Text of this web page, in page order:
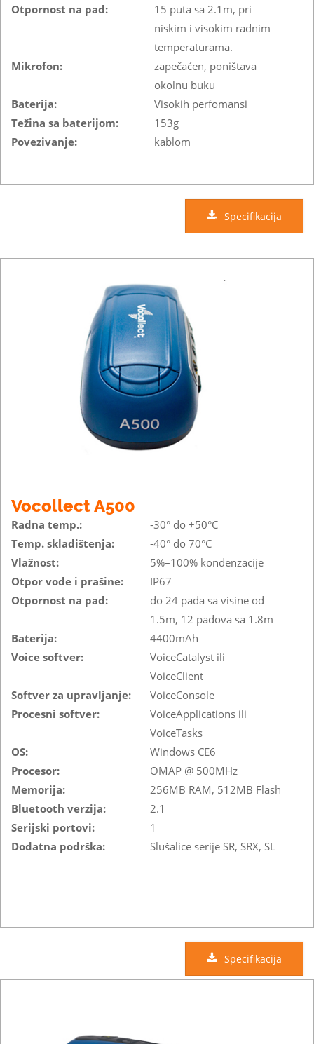
Otpornost na pad:
15 puta sa 2.1m, pri
niskim i visokim radnim
temperaturama.
Mikrofon:
zapečaćen, poništava
okolnu buku
Baterija:
Visokih perfomansi
Težina sa baterijom:
153g
Povezivanje:
kablom
Specifikacija
Vocollect A500
Radna temp.:
-30° do +50°C
Temp. skladištenja:
-40° do 70°C
Vlažnost:
5%–100% kondenzacije
Otpor vode i prašine:
IP67
Otpornost na pad:
do 24 pada sa visine od
1.5m, 12 padova sa 1.8m
Baterija:
4400mAh
Voice softver:
VoiceCatalyst ili
VoiceClient
Softver za upravljanje:
VoiceConsole
Procesni softver:
VoiceApplications ili
VoiceTasks
OS:
Windows CE6
Procesor:
OMAP @ 500MHz
Memorija:
256MB RAM, 512MB Flash
Bluetooth verzija:
2.1
Serijski portovi:
1
Dodatna podrška:
Slušalice serije SR, SRX, SL
Specifikacija